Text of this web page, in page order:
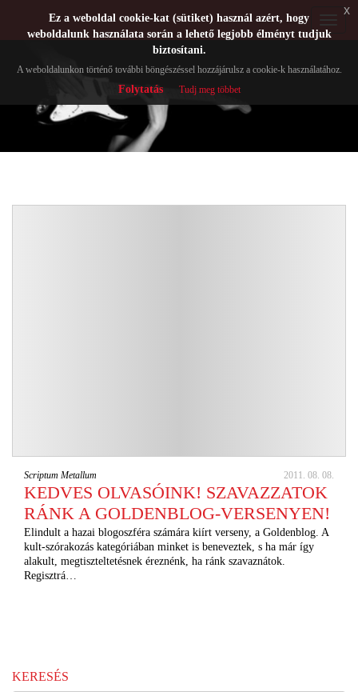
Scriptum Metallum 2011. 08. 08.
KEDVES OLVASÓINK! SZAVAZZATOK
RÁNK A GOLDENBLOG-VERSENYEN!
Elindult a hazai blogoszféra számára kiírt verseny, a Goldenblog. A
kult-szórakozás kategóriában minket is beneveztek, s ha már így
alakult, megtiszteltetésnek éreznénk, ha ránk szavaznátok.
Regisztrá…
KERESÉS
Ez a weboldal cookie-kat (sütiket) használ azért, hogy
weboldalunk használata során a lehető legjobb élményt tudjuk
biztosítani.
A weboldalunkon történő további böngészéssel hozzájárulsz a cookie-k használatához.
Folytatás Tudj meg többet
x